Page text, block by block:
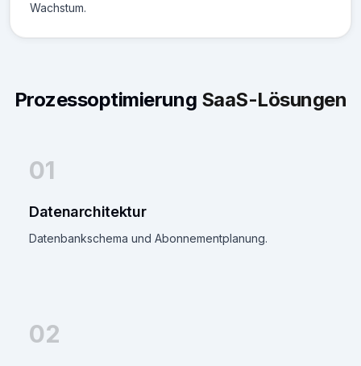
Wachstum.
Prozessoptimierung SaaS-Lösungen
01
Datenarchitektur
Datenbankschema und Abonnementplanung.
02